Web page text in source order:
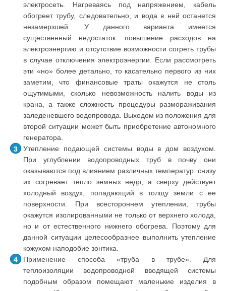
электросеть. Нагреваясь под напряжением, кабель
обогреет трубу, следовательно, и вода в ней останется
незамерзшей. У данного варианта имеется
существенный недостаток: повышение расходов на
электроэнергию и отсутствие возможности согреть трубы
в случае отключения электроэнергии. Если рассмотреть
эти «но» более детально, то касательно первого из них
заметим, что финансовые траты окажутся не столь
ощутимыми, сколько невозможность налить воды из
крана, а также сложность процедуры размораживания
заледеневшего водопровода. Выходом из положения для
второй ситуации может быть приобретение автономного
генератора.
Утепление подающей системы воды в дом воздухом.
При углублении водопроводных труб в почву они
оказываются под влиянием различных температур: снизу
их согревает тепло земных недр, а сверху действует
холодный воздух, попадающий в толщу земли с ее
поверхности. При всестороннем утеплении, трубы
окажутся изолированными не только от верхнего холода,
но и от естественного нижнего обогрева. Поэтому для
данной ситуации целесообразнее выполнить утепление
кожухом наподобие зонтика.
Применение способа «труба в трубе». Для
теплоизоляции водопроводной вводящей системы
подобным образом помещают маленькие изделия в